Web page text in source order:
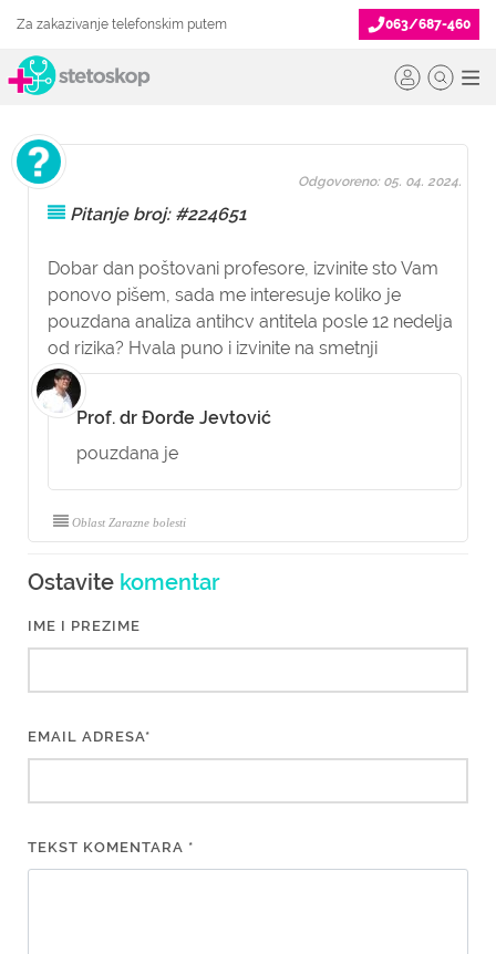
Za zakazivanje telefonskim putem 063/687-460
Pitanje broj: #224651
Dobar dan poštovani profesore, izvinite sto Vam
ponovo pišem, sada me interesuje koliko je
pouzdana analiza antihcv antitela posle 12 nedelja
od rizika? Hvala puno i izvinite na smetnji
Odgovoreno: 05. 04. 2024.
Prof. dr Đorđe Jevtović
pouzdana je
Oblast Zarazne bolesti
Ostavite komentar
IME I PREZIME
EMAIL ADRESA*
TEKST KOMENTARA *